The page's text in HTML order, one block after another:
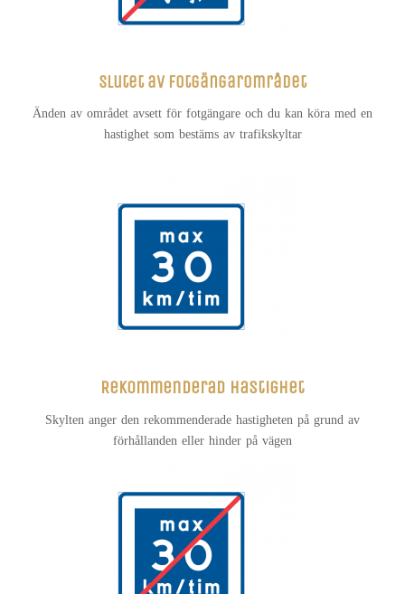
Slutet av fotgängarområdet
Änden av området avsett för fotgängare och du kan köra med en
hastighet som bestäms av trafikskyltar
Rekommenderad hastighet
Skylten anger den rekommenderade hastigheten på grund av
förhållanden eller hinder på vägen